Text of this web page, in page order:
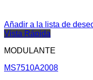
Añadir a la lista de
Vista Rápida
MODULANTE
MS7510A2008